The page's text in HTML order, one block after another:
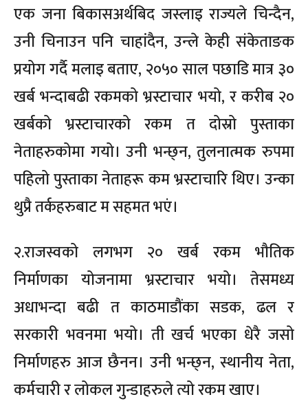
एक जना बिकासअर्थबिद जस्लाइ राज्यले चिन्दैन,
उनी चिनाउन पनि चाहांदैन, उन्ले केही संकेताङक
प्रयोग गर्दै मलाइ बताए, २०५० साल पछाडि मात्र ३०
खर्ब भन्दाबढी रकमको भ्रस्टाचार भयो, र करीब २०
खर्बको भ्रस्टाचारको रकम त दोस्रो पुस्ताका
नेताहरुकोमा गयो। उनी भन्छ्न, तुलनात्मक रुपमा
पहिलो पुस्ताका नेताहरू कम भ्रस्टाचारि थिए। उन्का
थुप्रै तर्कहरुबाट म सहमत भएं।
२.राजस्वको लगभग २० खर्ब रकम भौतिक
निर्माणका योजनामा भ्रस्टाचार भयो। तेसमध्य
अधाभन्दा बढी त काठमाडौंका सडक, ढल र
सरकारी भवनमा भयो। ती खर्च भएका धेरै जसो
निर्माणहरु आज छैनन। उनी भन्छ्न, स्थानीय नेता,
कर्मचारी र लोकल गुन्डाहरुले त्यो रकम खाए।